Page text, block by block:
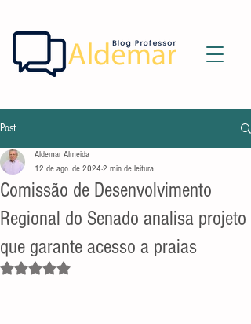
Post
Comissão de Desenvolvimento
Regional do Senado analisa projeto
que garante acesso a praias
Aldemar Almeida
12 de ago. de 2024 2 min de leitura
Avaliado com NaN de 5 estrelas.